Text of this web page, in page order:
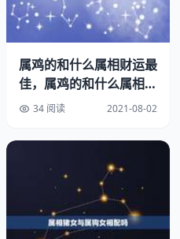
：是种「暗合」，暗中帮助你
吉，夫妻相敬，紫气东来，
忌配：鼠、牛，中年运气尚
苦，子女别离。午马与未羊
属马的农历十二月廿七早上
其次是与寅虎戌狗三合，故
婚配。
属鸡的和什么属相财运最
佳，属鸡的和什么属相做
生意最佩
34 阅读 2021-08-02